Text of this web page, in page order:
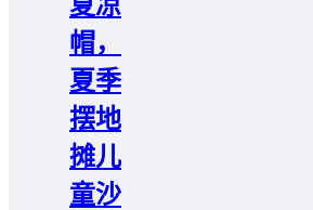
帽，
夏季
摆地
摊儿
童沙